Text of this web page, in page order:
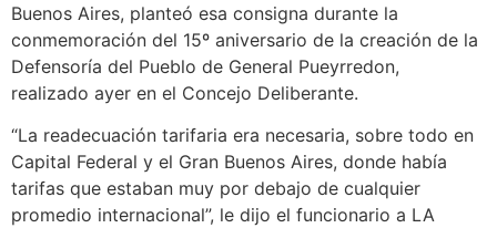
Buenos Aires, planteó esa consigna durante la
conmemoración del 15º aniversario de la creación de la
Defensoría del Pueblo de General Pueyrredon,
realizado ayer en el Concejo Deliberante.
“La readecuación tarifaria era necesaria, sobre todo en
Capital Federal y el Gran Buenos Aires, donde había
tarifas que estaban muy por debajo de cualquier
promedio internacional”, le dijo el funcionario a LA